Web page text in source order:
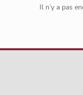
Il n’y a pas